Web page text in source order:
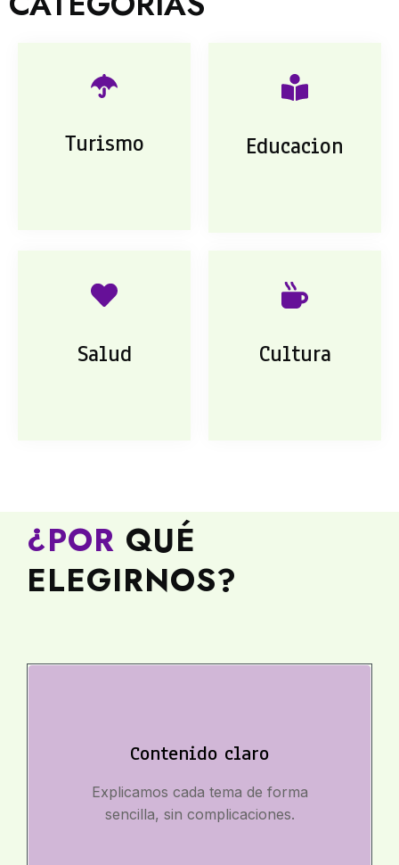
Turismo Educacion
Salud Cultura
¿POR QUÉ
ELEGIRNOS?
Contenido claro
Explicamos cada tema de forma
sencilla, sin complicaciones.